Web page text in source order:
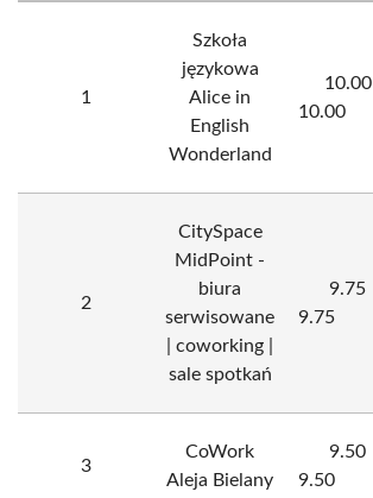
1
Szkoła
językowa
Alice in
English
Wonderland
10.00
10.00
2
CitySpace
MidPoint -
biura
serwisowane
| coworking |
sale spotkań
9.75
9.75
3
CoWork
Aleja Bielany
9.50
9.50